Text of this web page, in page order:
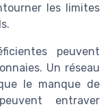
les limites
peuvent
Un réseau
le manque de
entraver